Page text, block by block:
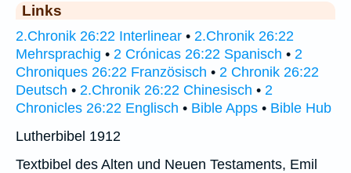
Links
2.Chronik 26:22 Interlinear • 2.Chronik 26:22
Mehrsprachig • 2 Crónicas 26:22 Spanisch • 2
Chroniques 26:22 Französisch • 2 Chronik 26:22
Deutsch • 2.Chronik 26:22 Chinesisch • 2
Chronicles 26:22 Englisch • Bible Apps • Bible Hub
Lutherbibel 1912
Textbibel des Alten und Neuen Testaments, Emil